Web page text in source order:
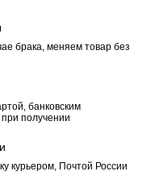
брака, меняем товар без
банковским
получении
курьером, Почтой России